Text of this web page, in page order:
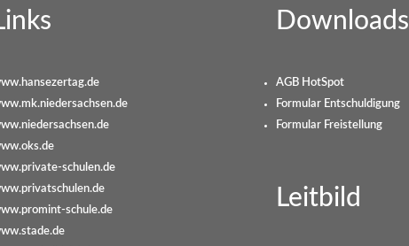
schulen.de
schule.de
Downloads
AGB HotSpot
Formular Entschuldigung
Formular Freistellung
Leitbild